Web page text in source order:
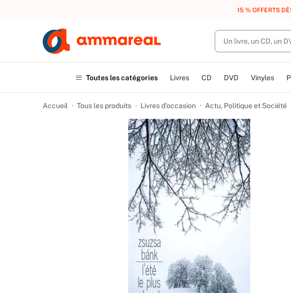
UN ACHAT, DES POINTS, DES
Toutes les catégories Livres CD DVD Vinyles
Accueil Tous les produits Livres d’occasion Actu, Politique et Société